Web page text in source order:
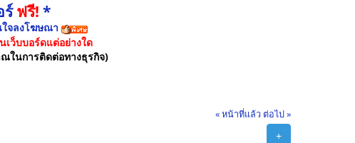
ร์ฟรี! *
จลงโฆษณา
ว็บบอร์ดแต่อย่างใด
ในการติดต่อทางธุรกิจ)
« หน้าที่แล้ว ต่อไป »
+